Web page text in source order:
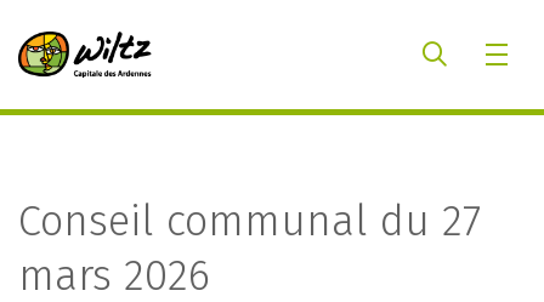
Conseil communal du 27
mars 2026